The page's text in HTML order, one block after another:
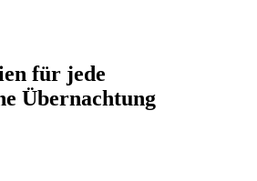
für jede
Übernachtung